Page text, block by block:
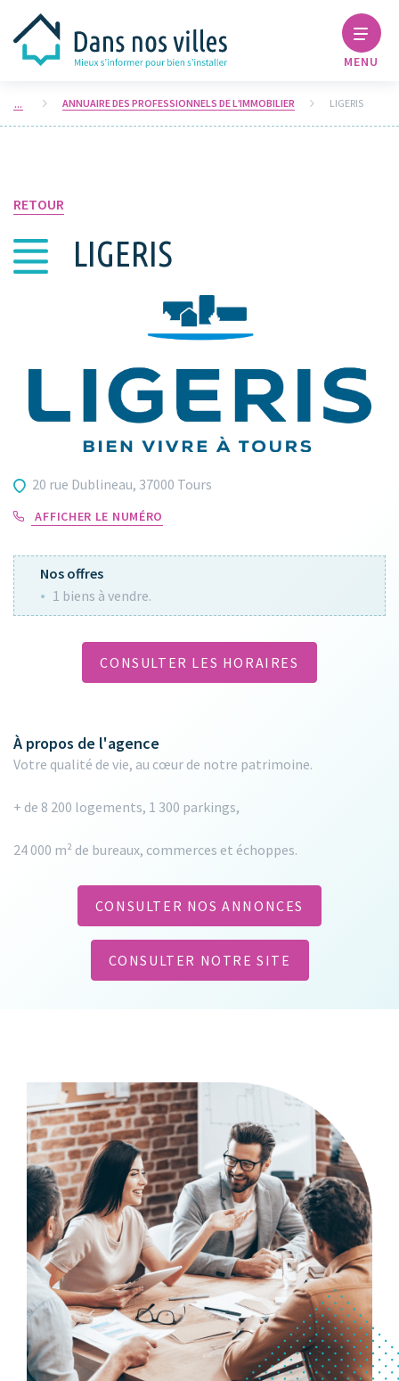
MENU
ANNUAIRE DES PROFESSIONNELS DE L’IMMOBILIER LIGERIS
RETOUR
LIGERIS
20 rue Dublineau, 37000 Tours
AFFICHER LE NUMÉRO
Nos offres
1 biens à vendre.
CONSULTER LES HORAIRES
À propos de l'agence
Votre qualité de vie, au cœur de notre patrimoine.
+ de 8 200 logements, 1 300 parkings,
24 000 m² de bureaux, commerces et échoppes.
CONSULTER NOS ANNONCES
CONSULTER NOTRE SITE